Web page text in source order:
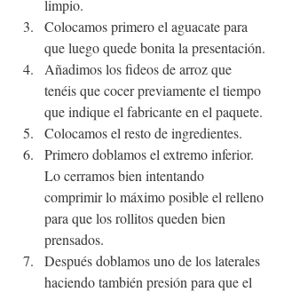
limpio.
Colocamos primero el aguacate para
que luego quede bonita la presentación.
Añadimos los fideos de arroz que
tenéis que cocer previamente el tiempo
que indique el fabricante en el paquete.
Colocamos el resto de ingredientes.
Primero doblamos el extremo inferior.
Lo cerramos bien intentando
comprimir lo máximo posible el relleno
para que los rollitos queden bien
prensados.
Después doblamos uno de los laterales
haciendo también presión para que el